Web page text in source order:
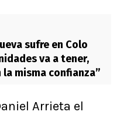
sufre en Colo
va a tener,
la misma confianza”
Arrieta el